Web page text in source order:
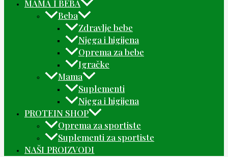
MAMA I BEBA
Beba
Zdravlje bebe
Njega i higijena
Oprema za bebe
Igračke
Mama
Suplementi
Njega i higijena
PROTEIN SHOP
Oprema za sportiste
Suplementi za sportiste
NAŠI PROIZVODI